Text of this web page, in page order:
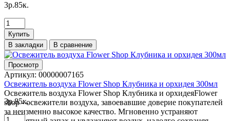
3p.85к.
Купить
В закладки
В сравнение
Просмотр
Артикул: 00000007165
Освежитель воздуха Flower Shop Клубника и орхидея 300мл
Освежитель воздуха Flower Shop Клубника и орхидеяFlower
shop - освежители воздуха, завоевавшие доверие покупателей
за неизменно высокое качество. Мгновенно устраняют
3p.85к.